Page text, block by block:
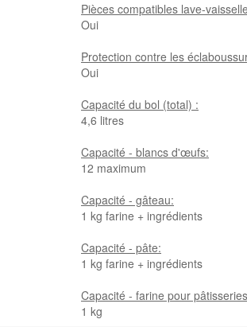
Pièces compatibles lave-
Oui
Protection contre les
Oui
Capacité du bol (total) :
4,6 litres
Capacité - blancs d'œufs:
12 maximum
Capacité - gâteau:
1 kg farine + ingrédients
Capacité - pâte:
1 kg farine + ingrédients
Capacité - farine pour
1 kg